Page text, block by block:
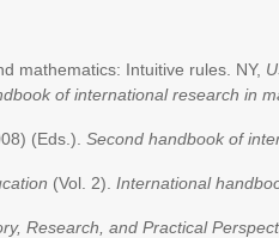
mathematics: Intuitive rules. NY,
of international research in
(Eds.). Second handbook of
(Vol. 2). International
Research, and Practical